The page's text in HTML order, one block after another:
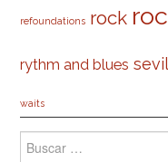
refoundations rock
rythm and blues
waits
Buscar: